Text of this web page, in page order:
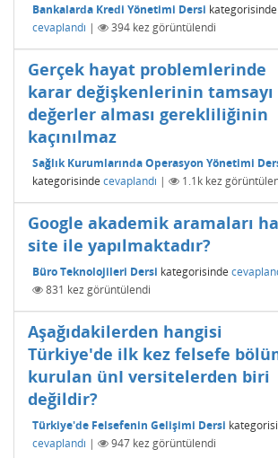
Bankalarda Kredi Yönetimi Dersi kategorisinde
cevaplandı | 394 kez görüntülendi
Gerçek hayat problemlerinde
karar değişkenlerinin tamsayı
değerler alması gerekliliğinin
kaçınılmaz
Sağlık Kurumlarında Operasyon Yönetimi
kategorisinde cevaplandı | 1.1k kez
Google akademik aramaları
site ile yapılmaktadır?
Büro Teknolojileri Dersi kategorisinde
831 kez görüntülendi
Aşağıdakilerden hangisi
Türkiye'de ilk kez felsefe
kurulan ünI versitelerden biri
değildir?
Türkiye'de Felsefenin Gelişimi Dersi
cevaplandı | 947 kez görüntülendi